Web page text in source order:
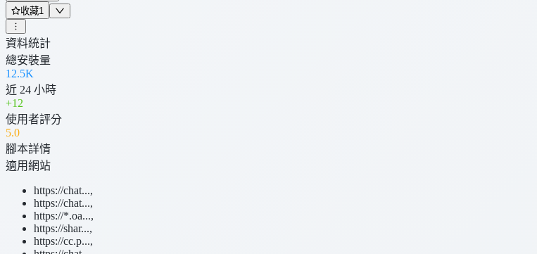
收藏1
資料統計
總安裝量
12.5K
近 24 小時
+12
使用者評分
5.0
腳本詳情
適用網站
https://chat...,
https://chat...,
https://*.oa...,
https://shar...,
https://cc.p...,